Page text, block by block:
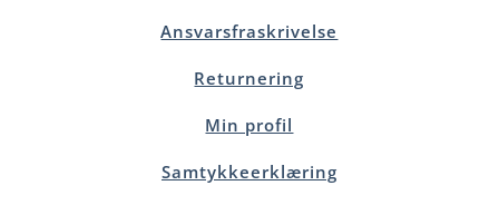
Ansvarsfraskrivelse
Returnering
Min profil
Samtykkeerklæring